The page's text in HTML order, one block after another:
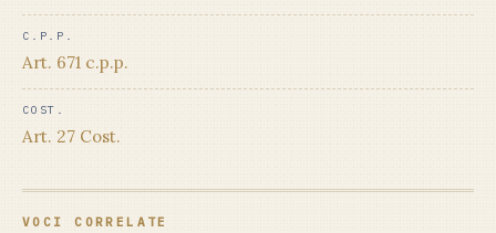
C.P.P.
Art. 671 c.p.p.
COST.
Art. 27 Cost.
VOCI CORRELATE